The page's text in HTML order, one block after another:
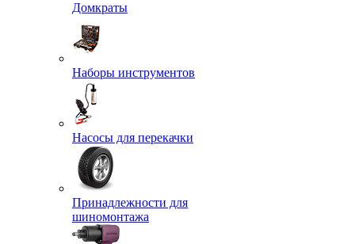
Домкраты
Наборы инструментов
Насосы для перекачки
Принадлежности для
шиномонтажа